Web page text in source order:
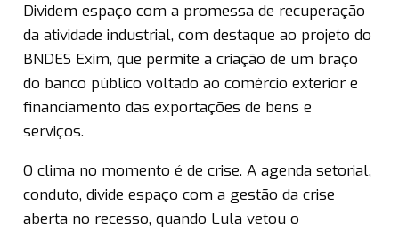
Dividem espaço com a promessa de recuperação
da atividade industrial, com destaque ao projeto do
BNDES Exim, que permite a criação de um braço
do banco público voltado ao comércio exterior e
financiamento das exportações de bens e
serviços.
O clima no momento é de crise. A agenda setorial,
conduto, divide espaço com a gestão da crise
aberta no recesso, quando Lula vetou o